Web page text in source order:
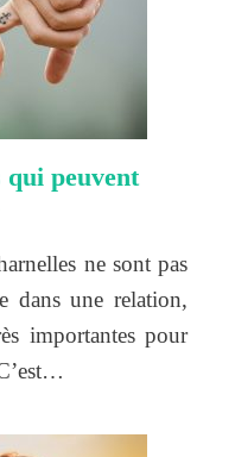
qui peuvent
ne sont pas
dans une relation,
importantes pour